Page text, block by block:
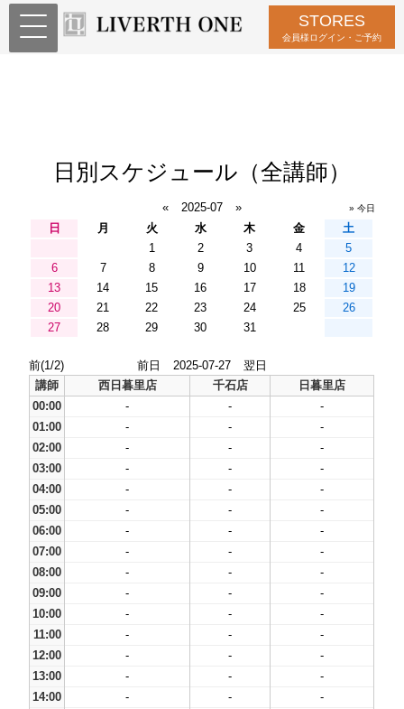
STORES
会員様ログイン・ご予約
日別スケジュール（全講師）
« 2025-07 » » 今日
日 月 火 水 木 金
土
1
2 3 4
5
6
7 8 9 10 11
12
13
14 15 16 17 18
19
20
21 22 23 24 25
26
27
28 29 30 31
前(1/2) 前日 2025-07-27
翌日
講師
西日暮里店 千石店
日暮里店
00:00
- -
-
01:00
- -
-
02:00
- -
-
03:00
- -
-
04:00
- -
-
05:00
- -
-
06:00
- -
-
07:00
- -
-
08:00
- -
-
09:00
- -
-
10:00
- -
-
11:00
- -
-
12:00
- -
-
13:00
- -
-
14:00
- -
-